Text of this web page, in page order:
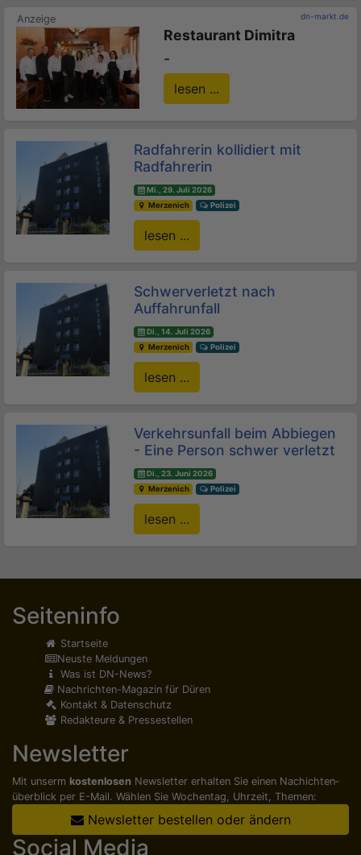
dn-markt.de
Restaurant Dimitra
-
lesen ...
Radfahrerin kollidiert mit
Radfahrerin
Mi., 29. Juli 2026
Merzenich
Polizei
lesen ...
Schwerverletzt nach
Auffahrunfall
Di., 14. Juli 2026
Merzenich
Polizei
lesen ...
Verkehrsunfall beim Abbiegen
- Eine Person schwer verletzt
Di., 23. Juni 2026
Merzenich
Polizei
lesen ...
Seiteninfo
Startseite
Neuste Meldungen
Was ist DN-News?
Nachrichten-Magazin für Düren
Kontakt & Datenschutz
Redakteure & Pressestellen
Newsletter
Mit unserm kostenlosen Newsletter erhalten Sie einen Nachichten­
überblick per E-Mail. Wählen Sie Wochentag, Uhrzeit, Themen:
Newsletter bestellen oder ändern
Social Media